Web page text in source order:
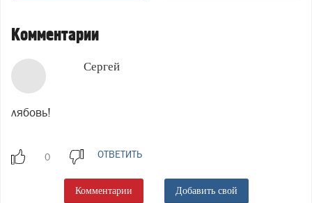
Комментарии
Сергей
лябовь!
ОТВЕТИТЬ
Комментарии Добавить свой